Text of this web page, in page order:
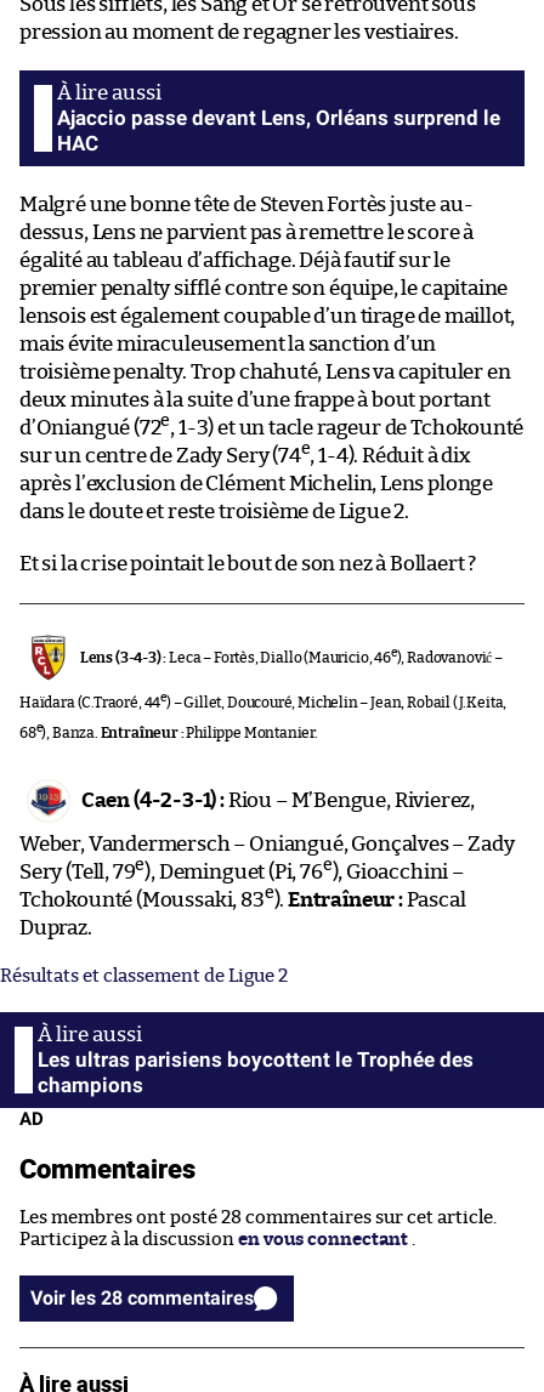
Sous les sifflets, les Sang et Or se retrouvent sous
pression au moment de regagner les vestiaires.
Ajaccio passe devant Lens, Orléans surprend le
HAC
Malgré une bonne tête de Steven Fortès juste au-
dessus, Lens ne parvient pas à remettre le score à
égalité au tableau d’affichage. Déjà fautif sur le
premier penalty sifflé contre son équipe, le capitaine
lensois est également coupable d’un tirage de maillot,
mais évite miraculeusement la sanction d’un
troisième penalty. Trop chahuté, Lens va capituler en
deux minutes à la suite d’une frappe à bout portant
d’Oniangué (72e, 1-3) et un tacle rageur de Tchokounté
sur un centre de Zady Sery (74e, 1-4). Réduit à dix
après l’exclusion de Clément Michelin, Lens plonge
dans le doute et reste troisième de Ligue 2.
Et si la crise pointait le bout de son nez à Bollaert ?
Lens (3-4-3) :Leca – Fortès, Diallo (Mauricio, 46e), Radovanović –
Haïdara (C.Traoré, 44e) – Gillet, Doucouré, Michelin – Jean, Robail (J.Keita,
68e), Banza. Entraîneur :Philippe Montanier.
Caen (4-2-3-1) :Riou – M’Bengue, Rivierez,
Weber, Vandermersch – Oniangué, Gonçalves – Zady
Sery (Tell, 79e), Deminguet (Pi, 76e), Gioacchini –
Tchokounté (Moussaki, 83e). Entraîneur :Pascal
Dupraz.
Résultats et classement de Ligue 2
Les ultras parisiens boycottent le Trophée des
champions
AD
Commentaires
Les membres ont posté 28 commentaires sur cet article.
Participez à la discussion en vous connectant .
Voir les 28 commentaires
À lire aussi